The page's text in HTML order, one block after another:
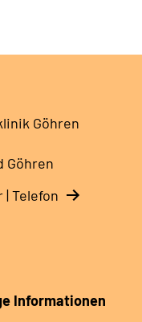
Göhren
Göhren
Telefon
Informationen